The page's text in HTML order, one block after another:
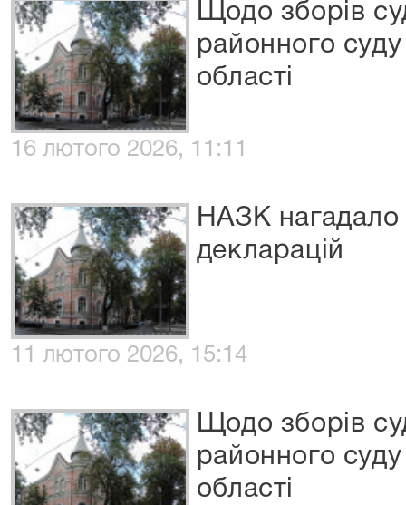
Щодо зборів
районного суду
області
16 лютого 2026, 11:11
НАЗК
декларацій
11 лютого 2026, 15:14
Щодо зборів
районного суду
області